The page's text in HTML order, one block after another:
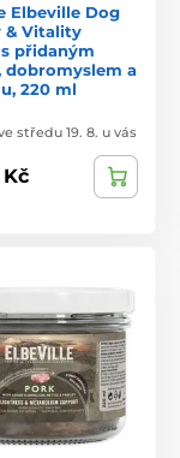
Elbeville Dog
& Vitality
přidaným
dobromyslem a
220 ml
středu 19. 8. u vás
Kč